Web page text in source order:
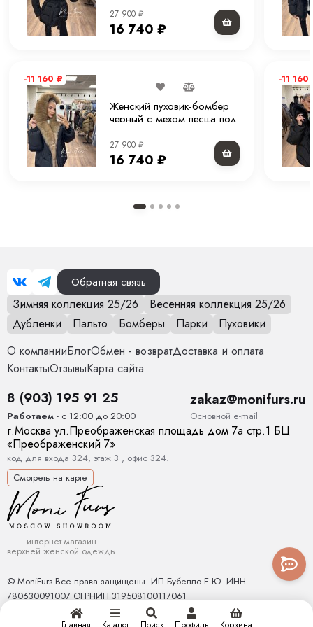
Премиальное исполнение Moni Furs
27 900₽
16 740 ₽
-11 160 ₽
Женский пуховик-бомбер
черный с мехом песца под
см
27 900₽
16 740 ₽
-11 160
Обратная связь
Зимняя коллекция 25/26
Весенняя коллекция 25/26
Дубленки
Пальто Бомберы Парки
Пуховики
О компанииБлогОбмен - возвратДоставка и оплата
КонтактыОтзывыКарта сайта
8 (903) 195 91 25
Работаем - с 12:00 до 20:00
zakaz@monifurs.ru
Основной е-mail
г.Москва ул.Преображенская площадь дом 7а стр.1 БЦ
«Преображенский 7»
код для входа 324, этаж 3 , офис 324.
Смотреть на карте
интернет-магазин
верхней женской одежды
© MoniFurs Все права защищены. ИП Бубелло Е.Ю. ИНН
780630091007 ОГРНИП 319508100117061